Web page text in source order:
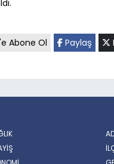
Abone Ol Paylaş